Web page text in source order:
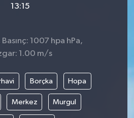
13:15
1007 hpa hPa,
1.00 m/s
Borçka Hopa
Merkez Murgul